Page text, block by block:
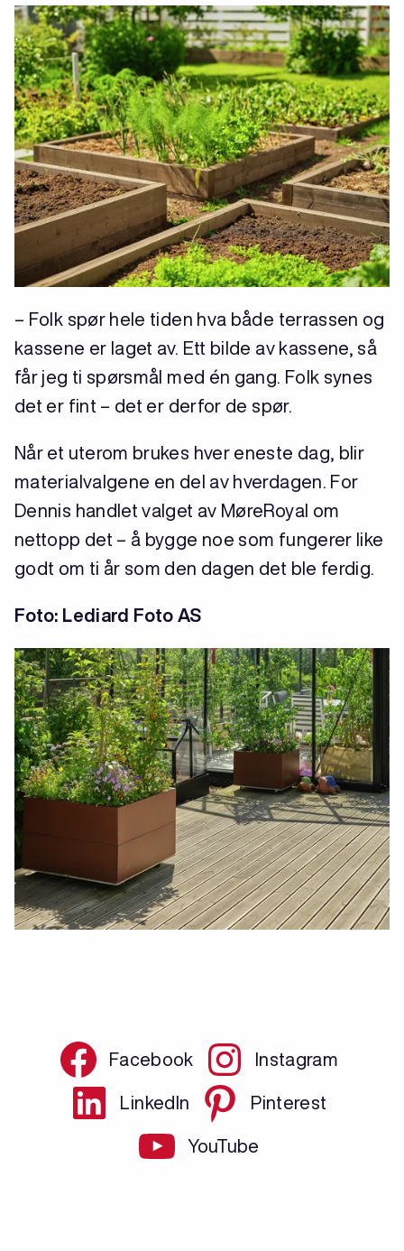
– Folk spør hele tiden hva både terrassen og
kassene er laget av. Ett bilde av kassene, så
får jeg ti spørsmål med én gang. Folk synes
det er fint – det er derfor de spør.
Når et uterom brukes hver eneste dag, blir
materialvalgene en del av hverdagen. For
Dennis handlet valget av MøreRoyal om
nettopp det – å bygge noe som fungerer like
godt om ti år som den dagen det ble ferdig.
Foto: Lediard Foto AS
Facebook Instagram
LinkedIn Pinterest
YouTube